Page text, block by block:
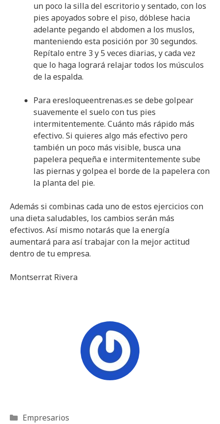
un poco la silla del escritorio y sentado, con los
pies apoyados sobre el piso, dóblese hacia
adelante pegando el abdomen a los muslos,
manteniendo esta posición por 30 segundos.
Repítalo entre 3 y 5 veces diarias, y cada vez
que lo haga logrará relajar todos los músculos
de la espalda.
Para eresloqueentrenas.es se debe golpear
suavemente el suelo con tus pies
intermitentemente. Cuánto más rápido más
efectivo. Si quieres algo más efectivo pero
también un poco más visible, busca una
papelera pequeña e intermitentemente sube
las piernas y golpea el borde de la papelera con
la planta del pie.
Además si combinas cada uno de estos ejercicios con
una dieta saludables, los cambios serán más
efectivos. Así mismo notarás que la energía
aumentará para así trabajar con la mejor actitud
dentro de tu empresa.
Montserrat Rivera
Categorías
Empresarios